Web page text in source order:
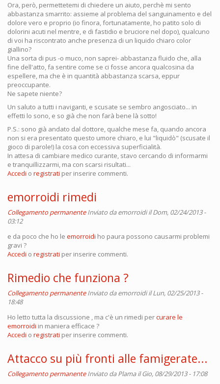
Ora, però, permettetemi di chiedere un aiuto, perchè mi sento
abbastanza smarrito: assieme al problema del sanguinamento e del
dolore vero e proprio (io finora, fortunatamente, ho patito solo di
dolorini acuti nel mentre, e di fastidio e bruciore nel dopo), qualcuno
di voi ha riscontrato anche presenza di un liquido chiaro color
giallino?
Una sorta di pus -o muco, non saprei- abbastanza fluido che, alla
fine dell'atto, fa sentire come se ci fosse ancora qualcosina da
espellere, ma che è in quantità abbastanza scarsa, eppur
preoccupante.
Ne sapete niente?
Un saluto a tutti i naviganti, e scusate se sembro angosciato... in
effetti lo sono, e so già che non farà bene là sotto!
P.S.: sono già andato dal dottore, qualche mese fa, quando ancora
non si era presentato questo umore chiaro, e lui "liquidò" (scusate il
gioco di parole!) la cosa con eccessiva superficialità.
In attesa di cambiare medico curante, stavo cercando di informarmi
e tranquillizzarmi, ma con scarsi risultati...
Accedi o registrati per inserire commenti.
emorroidi rimedi
Collegamento permanente Inviato daemorroidiil Dom, 02/24/2013 -
03:12
e da poco che ho le emorroidi ho paura possono causarmi problemi
gravi ?
Accedi o registrati per inserire commenti.
Rimedio che funziona ?
Collegamento permanente Inviato daemorroidiil Lun, 02/25/2013 -
18:48
Ho letto tutta la discussione , ma c'è un rimedi percurare le
emorroidi in maniera efficace ?
Accedi o registrati per inserire commenti.
Attacco su più fronti alle famigerate...
Collegamento permanente Inviato daPlamail Gio, 08/29/2013 - 17:08